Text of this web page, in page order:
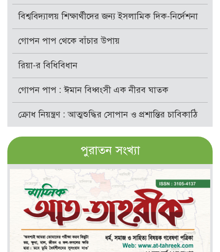
বিশ্ববিদ্যালয় শিক্ষার্থীদের জন্য ইসলামিক দিক-নির্দেশনা
গোপন পাপ থেকে বাঁচার উপায়
রিয়া-র বিধিবিধান
গোপন পাপ : ঈমান বিধ্বংসী এক নীরব ঘাতক
ক্রোধ নিয়ন্ত্রণ : আত্মশুদ্ধির সোপান ও প্রশান্তির চাবিকাঠি
পুরাতন সংখ্যা